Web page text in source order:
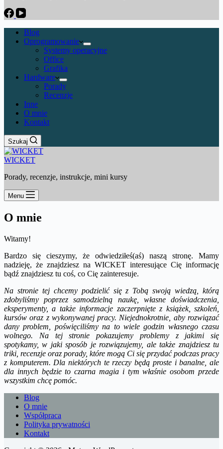
Blog
Oprogramowanie
Systemy operacyjne
Office
Grafika
Hardware
Porady
Recenzje
Inne
O mnie
Kontakt
Szukaj
WICKET
Porady, recenzje, instrukcje, mini kursy
Menu
O mnie
Witamy!
Bardzo się cieszymy, że odwiedziłeś(aś) naszą stronę. Mamy
nadzieję, że znajdziesz na WICKET interesujące Cię informację
bądź znajdziesz tu coś, co Cię zainteresuje.
Na stronie tej chcemy podzielić się z Tobą swoją wiedzą, którą
zdobyliśmy poprzez samodzielną naukę, własne doświadczenia,
eksperymenty, a także informacje zaczerpnięte z książek, szkoleń,
kursów oraz z wykonywanej pracy. Niejednokrotnie, aby rozwiązać
dany problem, poświęciliśmy na to wiele godzin własnego czasu
wolnego. Na tej stronie pokazujemy problemy z jakimi się
spotykamy, w jaki sposób je rozwiązujemy, ale także znajdziesz tu
triki, recenzje oraz porady, które mogą Ci się przydać podczas pracy
z komputerem. Dla niektórych te rzeczy będą proste i banalne, ale
dla innych będzie to czarna magia i tym właśnie osobom przede
wszystkim chcę pomóc.
Blog
O mnie
Współpraca
Polityka prywatności
Kontakt